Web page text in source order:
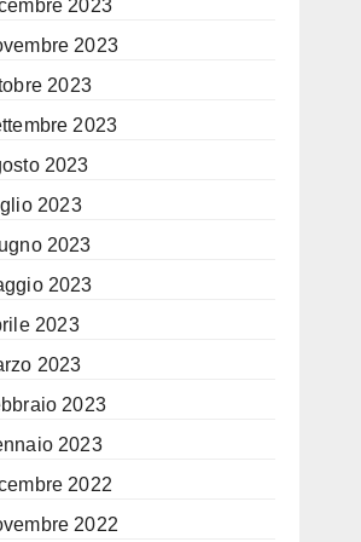
2023
2023
2023
2023
2023
2023
2023
2023
2023
2023
2023
2023
2022
2022